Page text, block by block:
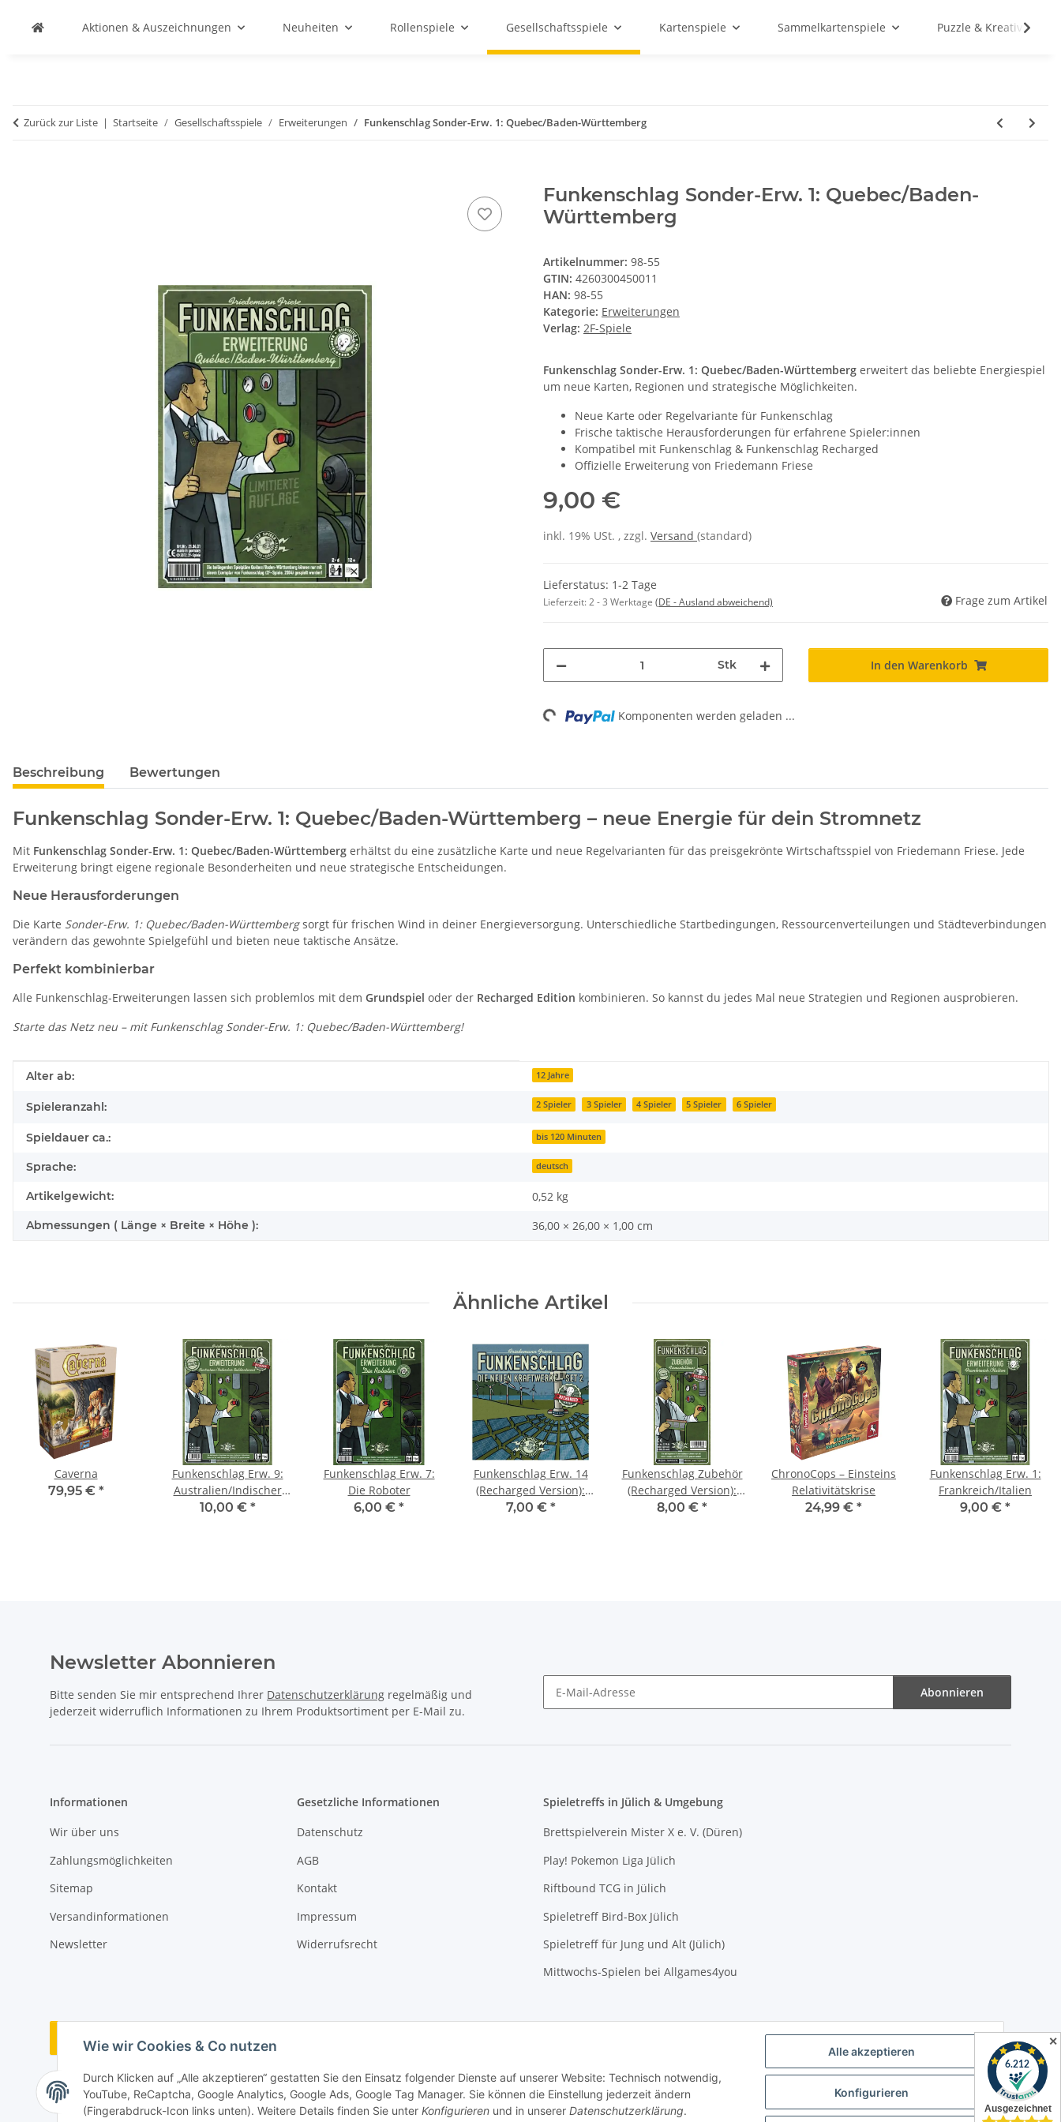
Alle akzeptieren
Konfigurieren
Wie wir Cookies & Co nutzen
Durch Klicken auf „Alle akzeptieren“ gestatten Sie den Einsatz folgender Dienste auf unserer Website: Technisch notwendig,
YouTube, ReCaptcha, Google Analytics, Google Ads, Google Tag Manager. Sie können die Einstellung jederzeit ändern
(Fingerabdruck-Icon links unten). Weitere Details finden Sie unter Konfigurieren und in unserer Datenschutzerklärung.
Aktionen & Auszeichnungen Neuheiten Rollenspiele Gesellschaftsspiele Kartenspiele Sammelkartenspiele Puzzle & Kreativ
Zurück zur Liste Startseite Gesellschaftsspiele Erweiterungen Funkenschlag Sonder-Erw. 1: Quebec/Baden-Württemberg
Funkenschlag Sonder-Erw. 1: Quebec/Baden-
Württemberg
Artikelnummer: 98-55
GTIN: 4260300450011
HAN: 98-55
Kategorie: Erweiterungen
Verlag: 2F-Spiele
Funkenschlag Sonder-Erw. 1: Quebec/Baden-Württemberg erweitert das beliebte Energiespiel
um neue Karten, Regionen und strategische Möglichkeiten.
Neue Karte oder Regelvariante für Funkenschlag
Frische taktische Herausforderungen für erfahrene Spieler:innen
Kompatibel mit Funkenschlag & Funkenschlag Recharged
Offizielle Erweiterung von Friedemann Friese
9,00 €
inkl. 19% USt. , zzgl. Versand (standard)
Lieferstatus: 1-2 Tage
Lieferzeit:2 - 3 Werktage (DE - Ausland abweichend) Frage zum Artikel
Stk In den Warenkorb
Loading... Komponenten werden geladen ...
Beschreibung Bewertungen
Funkenschlag Sonder-Erw. 1: Quebec/Baden-Württemberg – neue Energie für dein Stromnetz
Mit Funkenschlag Sonder-Erw. 1: Quebec/Baden-Württemberg erhältst du eine zusätzliche Karte und neue Regelvarianten für das preisgekrönte Wirtschaftsspiel von Friedemann Friese. Jede
Erweiterung bringt eigene regionale Besonderheiten und neue strategische Entscheidungen.
Neue Herausforderungen
Die Karte Sonder-Erw. 1: Quebec/Baden-Württembergsorgt für frischen Wind in deiner Energieversorgung. Unterschiedliche Startbedingungen, Ressourcenverteilungen und Städteverbindungen
verändern das gewohnte Spielgefühl und bieten neue taktische Ansätze.
Perfekt kombinierbar
Alle Funkenschlag-Erweiterungen lassen sich problemlos mit dem Grundspiel oder der Recharged Edition kombinieren. So kannst du jedes Mal neue Strategien und Regionen ausprobieren.
Starte das Netz neu – mit Funkenschlag Sonder-Erw. 1: Quebec/Baden-Württemberg!
Produkteigenschaft
Wert
Alter ab: 12 Jahre
Spieleranzahl: 2 Spieler 3 Spieler 4 Spieler 5 Spieler 6 Spieler
Spieldauer ca.: bis 120 Minuten
Sprache: deutsch
Artikelgewicht: 0,52 kg
Abmessungen ( Länge × Breite × Höhe ): 36,00 × 26,00 × 1,00 cm
Ähnliche Artikel
Caverna
79,95 € *
Funkenschlag Erw. 9:
Australien/Indischer
Subkontinent
10,00 € *
Funkenschlag Erw. 7:
Die Roboter
6,00 € *
Funkenschlag Erw. 14
(Recharged Version):
Die neuen Kraftwerke -
7,00 € *
Funkenschlag Zubehör
(Recharged Version):
Firmentableaus
8,00 € *
ChronoCops – Einsteins
Relativitätskrise
24,99 € *
Funkenschlag Erw. 1:
Frankreich/Italien
9,00 € *
Newsletter Abonnieren
Bitte senden Sie mir entsprechend Ihrer Datenschutzerklärung regelmäßig und
jederzeit widerruflich Informationen zu Ihrem Produktsortiment per E-Mail zu.
Abonnieren
Informationen
Wir über uns
Zahlungsmöglichkeiten
Sitemap
Versandinformationen
Newsletter
Gesetzliche Informationen
Datenschutz
AGB
Kontakt
Impressum
Widerrufsrecht
Spieletreffs in Jülich & Umgebung
Brettspielverein Mister X e. V. (Düren)
Play! Pokemon Liga Jülich
Riftbound TCG in Jülich
Spieletreff Bird-Box Jülich
Spieletreff für Jung und Alt (Jülich)
Mittwochs-Spielen bei Allgames4you
Vertrag widerrufen ✕